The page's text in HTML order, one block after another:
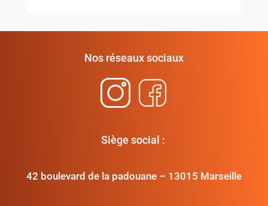
Nos réseaux sociaux
Siège social :
42 boulevard de la padouane – 13015 Marseille